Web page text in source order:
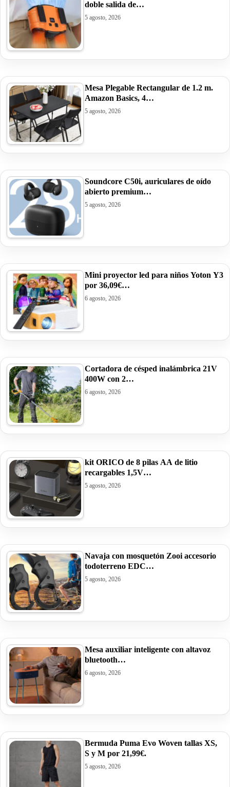
doble salida de…
5 agosto, 2026
Mesa Plegable Rectangular de 1.2 m.
Amazon Basics, 4…
5 agosto, 2026
Soundcore C50i, auriculares de oído
abierto premium…
5 agosto, 2026
Mini proyector led para niños Yoton Y3
por 36,09€…
6 agosto, 2026
Cortadora de césped inalámbrica 21V
400W con 2…
6 agosto, 2026
kit ORICO de 8 pilas AA de litio
recargables 1,5V…
5 agosto, 2026
Navaja con mosquetón Zooi accesorio
todoterreno EDC…
5 agosto, 2026
Mesa auxiliar inteligente con altavoz
bluetooth…
6 agosto, 2026
Bermuda Puma Evo Woven tallas XS,
S y M por 21,99€.
5 agosto, 2026